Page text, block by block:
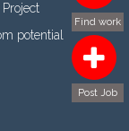
Find work
Post Job
potential